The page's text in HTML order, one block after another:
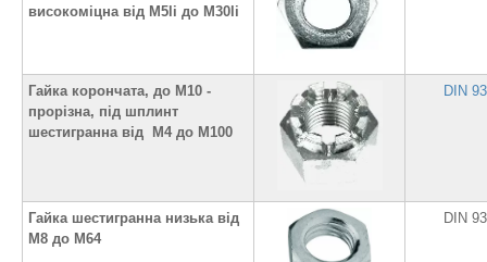
високоміцна від M5li до M30li
Гайка корончата, до М10 -
прорізна, під шплинт
шестигранна від М4 до М100
DIN
Гайка шестигранна низька від
М8 до М64
DIN